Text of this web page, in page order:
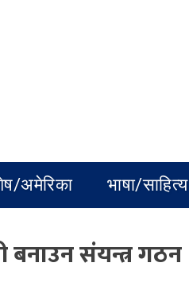
अमेरिका भाषा/साहित्य
बनाउन संयन्त्र गठन